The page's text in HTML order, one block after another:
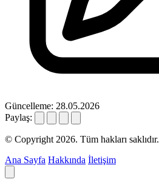
Güncelleme: 28.05.2026
Paylaş:
© Copyright 2026. Tüm hakları saklıdır.
Ana Sayfa Hakkında İletişim